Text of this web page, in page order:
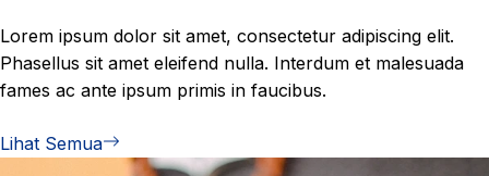
Lorem ipsum dolor sit amet, consectetur adipiscing elit.
Phasellus sit amet eleifend nulla. Interdum et malesuada
fames ac ante ipsum primis in faucibus.
Lihat Semua